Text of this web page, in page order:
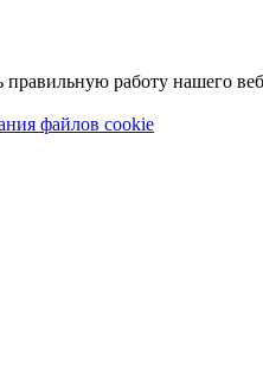
работу нашего
файлов cookie